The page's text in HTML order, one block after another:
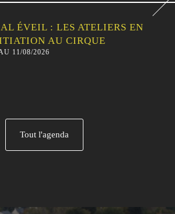
ÉVEIL : SORTIE
– VISITE GUIDÉE DE
Tout l'agenda